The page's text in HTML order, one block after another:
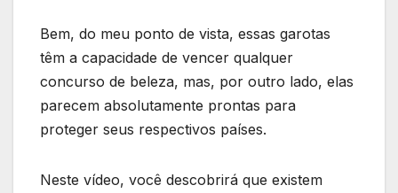
Bem, do meu ponto de vista, essas garotas
têm a capacidade de vencer qualquer
concurso de beleza, mas, por outro lado, elas
parecem absolutamente prontas para
proteger seus respectivos países.
Neste vídeo, você descobrirá que existem